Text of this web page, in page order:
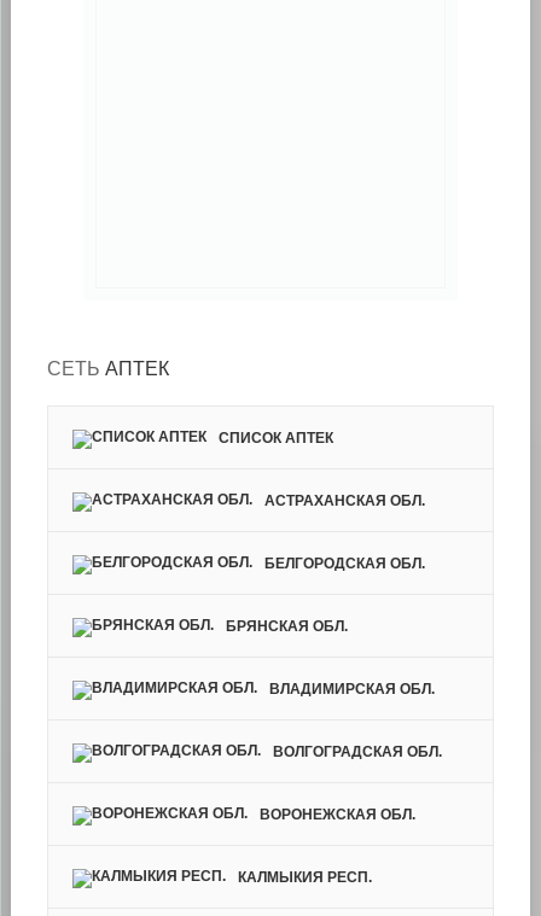
СЕТЬ АПТЕК
CПИСОК АПТЕК
АСТРАХАНСКАЯ ОБЛ.
БЕЛГОРОДСКАЯ ОБЛ.
БРЯНСКАЯ ОБЛ.
ВЛАДИМИРСКАЯ ОБЛ.
ВОЛГОГРАДСКАЯ ОБЛ.
ВОРОНЕЖСКАЯ ОБЛ.
КАЛМЫКИЯ РЕСП.